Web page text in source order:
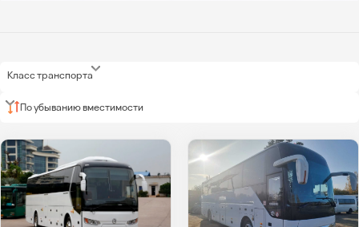
Класс транспорта
По убыванию вместимости